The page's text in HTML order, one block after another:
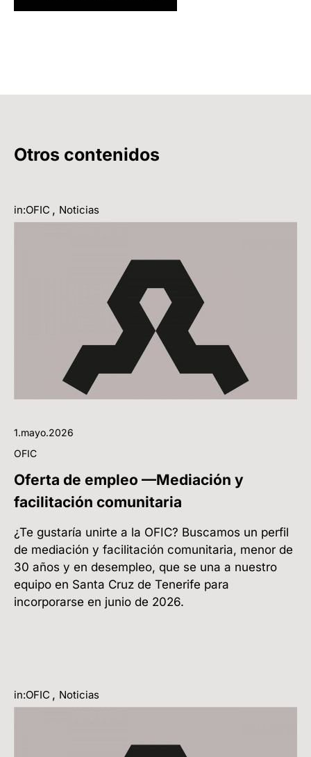
Otros contenidos
in:OFIC , Noticias
1.mayo.2026
OFIC
Oferta de empleo —Mediación y
facilitación comunitaria
¿Te gustaría unirte a la OFIC? Buscamos un perfil
de mediación y facilitación comunitaria, menor de
30 años y en desempleo, que se una a nuestro
equipo en Santa Cruz de Tenerife para
incorporarse en junio de 2026.
in:OFIC , Noticias